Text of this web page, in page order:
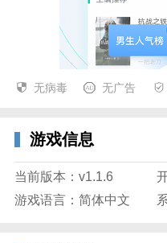
水仙小说app特色：
无病毒 无广告
游戏信息
当前版本：v1.1.6
游戏语言：简体中文